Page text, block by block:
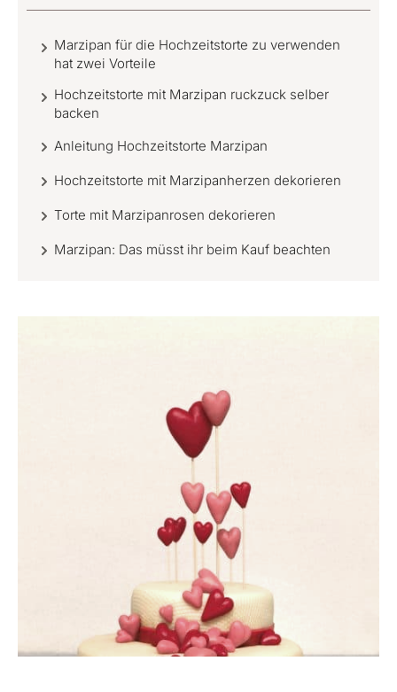
Marzipan für die Hochzeitstorte zu verwenden
hat zwei Vorteile
Hochzeitstorte mit Marzipan ruckzuck selber
backen
Anleitung Hochzeitstorte Marzipan
Hochzeitstorte mit Marzipanherzen dekorieren
Torte mit Marzipanrosen dekorieren
Marzipan: Das müsst ihr beim Kauf beachten